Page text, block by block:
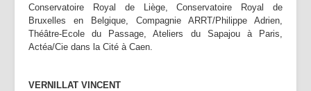
Conservatoire Royal de Liège, Conservatoire Royal de
Bruxelles en Belgique, Compagnie ARRT/Philippe Adrien,
Théâtre-Ecole du Passage, Ateliers du Sapajou à Paris,
Actéa/Cie dans la Cité à Caen.
VERNILLAT VINCENT